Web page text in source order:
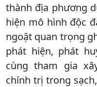
thành địa phương
hiện mô hình độc
ngoặt quan trọng
phát hiện, phát
cùng tham gia
chính trị trong